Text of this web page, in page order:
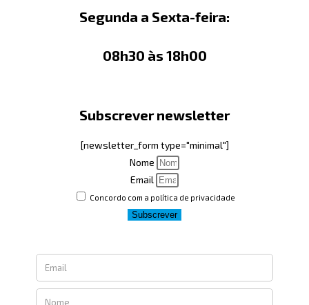
Segunda a Sexta-feira:
08h30 às 18h00
Subscrever newsletter
[newsletter_form type="minimal"]
Nome
Email
Concordo com a política de privacidade
Subscrever